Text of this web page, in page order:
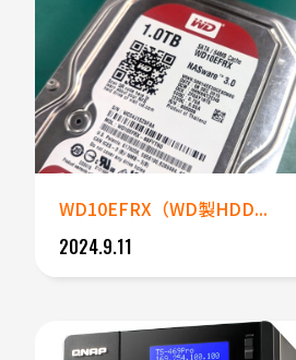
WD10EFRX（WD製HDD...
2024.9.11